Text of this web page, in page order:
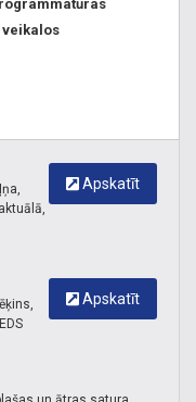
Apskatīt
Apskatīt